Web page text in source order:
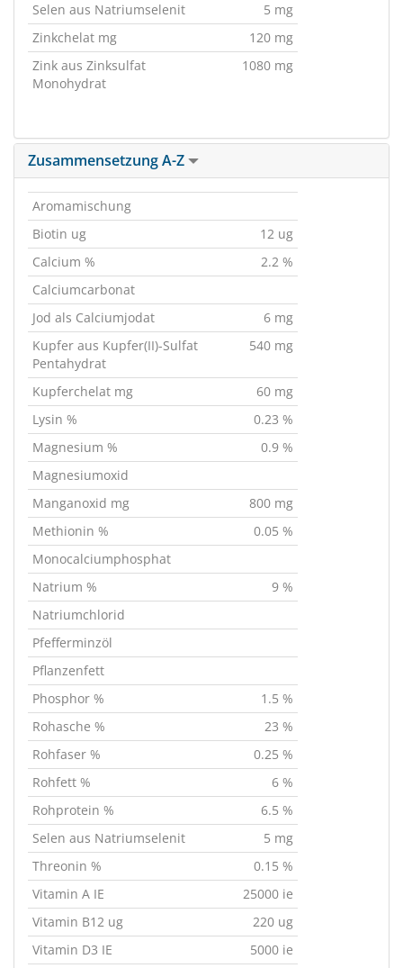
Selen aus Natriumselenit
5 mg
Zinkchelat mg
120 mg
Zink aus Zinksulfat
Monohydrat
1080 mg
Zusammensetzung A-Z
Aromamischung
Biotin ug
12 ug
Calcium %
2.2 %
Calciumcarbonat
Jod als Calciumjodat
6 mg
Kupfer aus Kupfer(II)-Sulfat
Pentahydrat
540 mg
Kupferchelat mg
60 mg
Lysin %
0.23 %
Magnesium %
0.9 %
Magnesiumoxid
Manganoxid mg
800 mg
Methionin %
0.05 %
Monocalciumphosphat
Natrium %
9 %
Natriumchlorid
Pfefferminzöl
Pflanzenfett
Phosphor %
1.5 %
Rohasche %
23 %
Rohfaser %
0.25 %
Rohfett %
6 %
Rohprotein %
6.5 %
Selen aus Natriumselenit
5 mg
Threonin %
0.15 %
Vitamin A IE
25000 ie
Vitamin B12 ug
220 ug
Vitamin D3 IE
5000 ie